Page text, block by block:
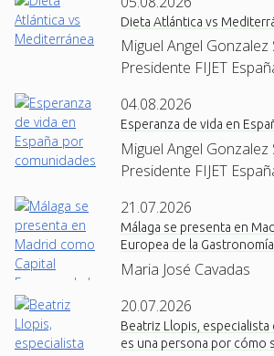
Dieta Atlántica vs
Miguel Angel Gonzalez
Presidente FIJET
04.08.2026
Esperanza de vida en
Miguel Angel Gonzalez
Presidente FIJET
21.07.2026
Málaga se presenta en
Europea de la Gastronomía
Maria José Cavadas
20.07.2026
Beatriz Llopis, especialista
es una persona por cómo